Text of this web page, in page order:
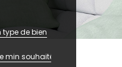
type de bien